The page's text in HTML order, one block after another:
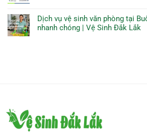
Dịch vụ vệ sinh văn phòng tại
nhanh chóng | Vệ Sinh Đắk Lắk